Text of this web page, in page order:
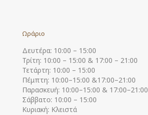
Ωράριο
Δευτέρα: 10:00 – 15:00
Τρίτη: 10:00 – 15:00 & 17:00 – 21:00
Τετάρτη: 10:00 – 15:00
Πέμπτη: 10:00–15:00 &17:00–21:00
Παρασκευή: 10:00–15:00 & 17:00–21:00
Σάββατο: 10:00 – 15:00
Κυριακή: Κλειστά